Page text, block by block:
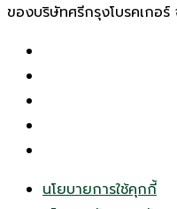
ของบริษัทศรีกรุงโบรคเกอร์
นโยบายการใช้คุกกี้